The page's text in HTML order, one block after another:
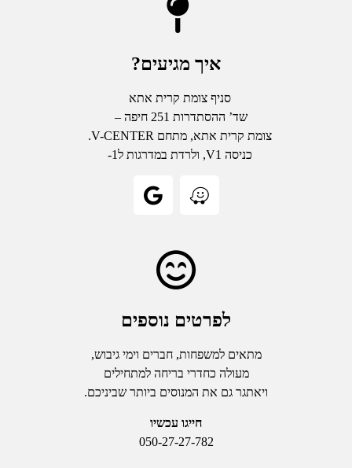
איך מגיעים?
סניף צומת קרית אתא
שד’ ההסתדרות 251 חיפה –
צומת קרית אתא, מתחם V-CENTER.
כניסה V1, ולרדת במדרגות ל1-
לפרטים נוספים
מתאים למשפחות, חברים וימי גיבוש,
מעולה כחדרי בריחה למתחילים
ויאתגר גם את המנוסים ביותר שביניכם.
חייגו עכשיו
050-27-27-782